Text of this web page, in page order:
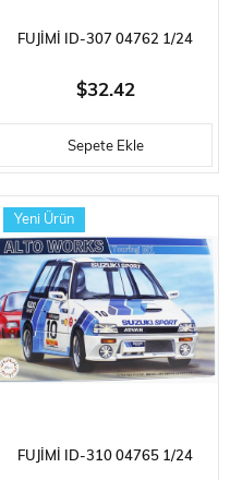
FUJIMI ID-307 04762 1/24
ÖLÇEK, MITSUBISHI ADVAN-
PIAA LANCER EVOLUTION VII,
YARIŞ ARACIPLASTIK MODEL
$32.42
Sepete Ekle
FUJIMI ID-310 04765 1/24
Yeni Ürün